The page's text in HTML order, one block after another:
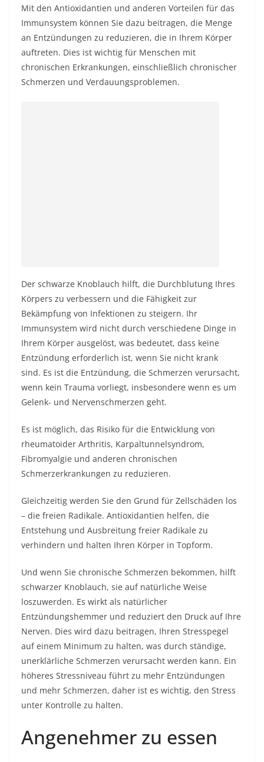
Mit den Antioxidantien und anderen Vorteilen für das
Immunsystem können Sie dazu beitragen, die Menge
an Entzündungen zu reduzieren, die in Ihrem Körper
auftreten. Dies ist wichtig für Menschen mit
chronischen Erkrankungen, einschließlich chronischer
Schmerzen und Verdauungsproblemen.
Der schwarze Knoblauch hilft, die Durchblutung Ihres
Körpers zu verbessern und die Fähigkeit zur
Bekämpfung von Infektionen zu steigern. Ihr
Immunsystem wird nicht durch verschiedene Dinge in
Ihrem Körper ausgelöst, was bedeutet, dass keine
Entzündung erforderlich ist, wenn Sie nicht krank
sind. Es ist die Entzündung, die Schmerzen verursacht,
wenn kein Trauma vorliegt, insbesondere wenn es um
Gelenk- und Nervenschmerzen geht.
Es ist möglich, das Risiko für die Entwicklung von
rheumatoider Arthritis, Karpaltunnelsyndrom,
Fibromyalgie und anderen chronischen
Schmerzerkrankungen zu reduzieren.
Gleichzeitig werden Sie den Grund für Zellschäden los
– die freien Radikale. Antioxidantien helfen, die
Entstehung und Ausbreitung freier Radikale zu
verhindern und halten Ihren Körper in Topform.
Und wenn Sie chronische Schmerzen bekommen, hilft
schwarzer Knoblauch, sie auf natürliche Weise
loszuwerden. Es wirkt als natürlicher
Entzündungshemmer und reduziert den Druck auf Ihre
Nerven. Dies wird dazu beitragen, Ihren Stresspegel
auf einem Minimum zu halten, was durch ständige,
unerklärliche Schmerzen verursacht werden kann. Ein
höheres Stressniveau führt zu mehr Entzündungen
und mehr Schmerzen, daher ist es wichtig, den Stress
unter Kontrolle zu halten.
Angenehmer zu essen